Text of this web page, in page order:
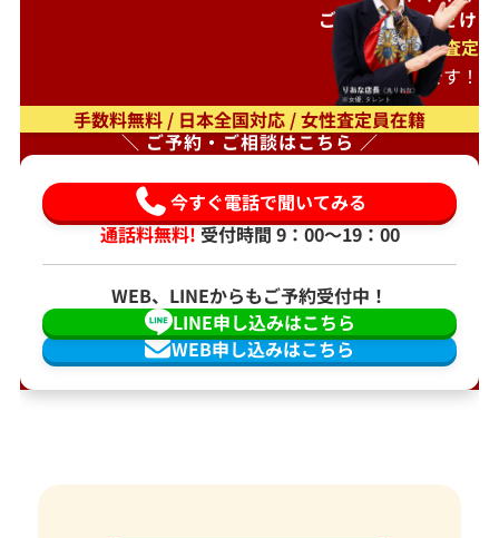
ご自宅で待つだけ
出張査定
もオススメです！
手数料無料 / 日本全国対応 / 女性査定員在籍
＼ ご予約・ご相談はこちら ／
今すぐ電話で聞いてみる
通話料無料!受付時間 9：00〜19：00
WEB、LINEからもご予約受付中！
WEB申し込みはこちら
LINE申し込みはこちら